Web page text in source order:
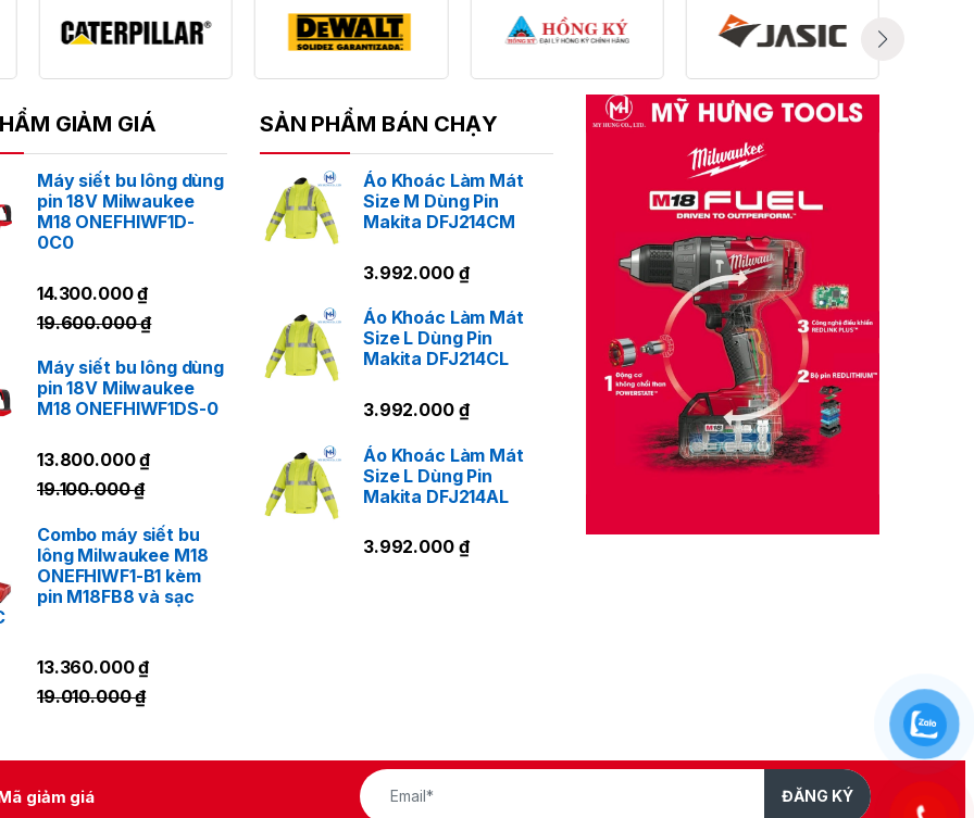
GIẢM GIÁ
Máy siết bu lông dùng
pin 18V Milwaukee
M18 ONEFHIWF1D-
0C0
14.300.000₫
19.600.000₫
Máy siết bu lông dùng
pin 18V Milwaukee
M18 ONEFHIWF1DS-0
13.800.000₫
19.100.000₫
Combo máy siết bu
lông Milwaukee M18
ONEFHIWF1-B1 kèm
pin M18FB8 và sạc
13.360.000₫
19.010.000₫
SẢN PHẨM BÁN CHẠY
Áo Khoác Làm Mát
Size M Dùng Pin
Makita DFJ214CM
3.992.000 ₫
Áo Khoác Làm Mát
Size L Dùng Pin
Makita DFJ214CL
3.992.000 ₫
Áo Khoác Làm Mát
Size L Dùng Pin
Makita DFJ214AL
3.992.000 ₫
giảm giá ĐĂNG KÝ